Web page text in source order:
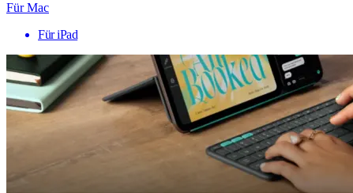
Für Mac
Für iPad